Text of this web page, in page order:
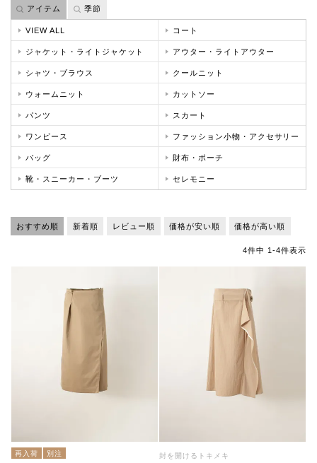
アイテム 季節
VIEW ALL コート
ジャケット・ライトジャケット アウター・ライトアウター
シャツ・ブラウス クールニット
ウォームニット カットソー
パンツ スカート
ワンピース ファッション小物・アクセサリー
バッグ 財布・ポーチ
靴・スニーカー・ブーツ セレモニー
おすすめ順 新着順 レビュー順 価格が安い順 価格が高い順
4件中 1-4件表示
再入荷
別注
封を開けるトキメキ